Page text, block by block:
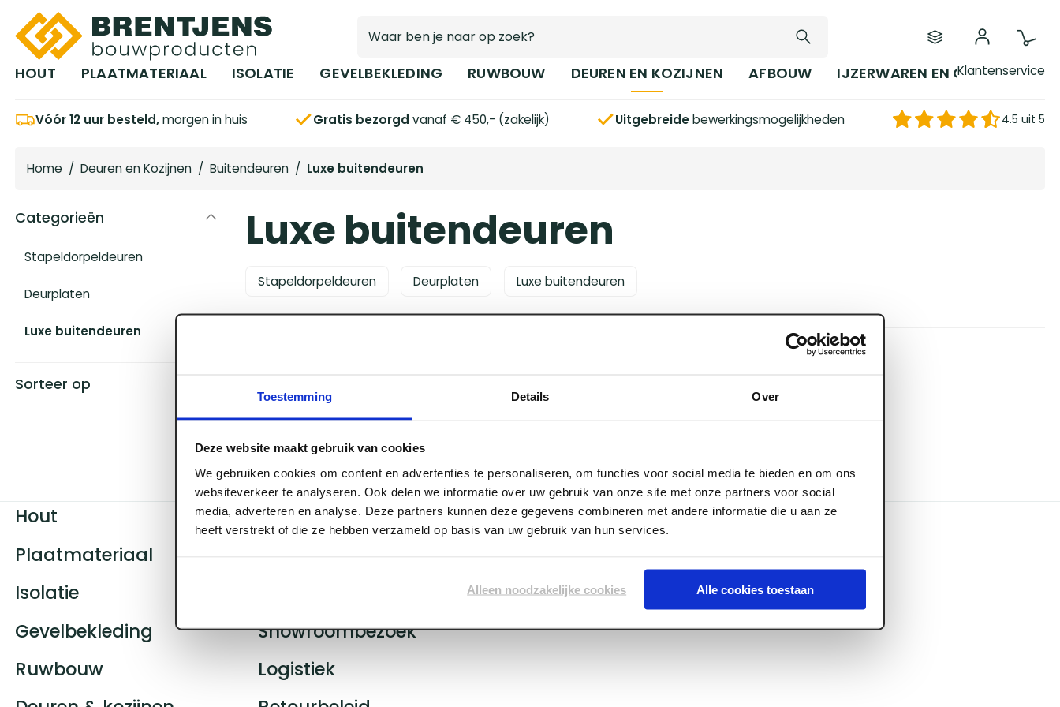
Toestemming Details Over
Deze website maakt gebruik van cookies
We gebruiken cookies om content en advertenties te personaliseren, om functies voor social media te bieden en om ons
websiteverkeer te analyseren. Ook delen we informatie over uw gebruik van onze site met onze partners voor social
media, adverteren en analyse. Deze partners kunnen deze gegevens combineren met andere informatie die u aan ze
heeft verstrekt of die ze hebben verzameld op basis van uw gebruik van hun services.
Alleen noodzakelijke cookies Alle cookies toestaan
Ga naar hoofdinhoud
HOUT PLAATMATERIAAL ISOLATIE GEVELBEKLEDING RUWBOUW DEUREN EN KOZIJNEN AFBOUW IJZERWAREN EN GEREEDSCHAP
Klantenservice
Vóór 12 uur besteld,morgen in huis Gratis bezorgd vanaf € 450,- (zakelijk) Uitgebreidebewerkingsmogelijkheden 4.5 uit 5
Home / Deuren en Kozijnen / Buitendeuren / Luxe buitendeuren
Luxe buitendeuren
Stapeldorpeldeuren Deurplaten Luxe buitendeuren
We konden geen resultaten vinden
Categorieën
Stapeldorpeldeuren
Deurplaten
Luxe buitendeuren
Sorteer op
Hout
Plaatmateriaal
Isolatie
Gevelbekleding
Ruwbouw
Contact
Showroombezoek
Logistiek